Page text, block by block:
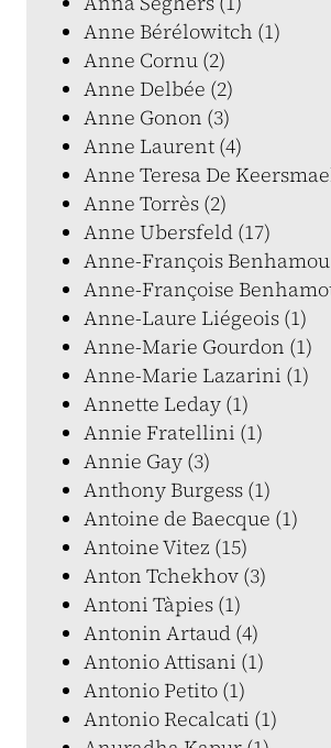
Anne Bérélowitch (1)
Anne Cornu (2)
Anne Delbée (2)
Anne Gonon (3)
Anne Laurent (4)
Anne Teresa De
Anne Torrès (2)
Anne Ubersfeld (17)
Anne-François Benhamou
Anne-Françoise
Anne-Laure Liégeois (1)
Anne-Marie Gourdon (1)
Anne-Marie Lazarini (1)
Annette Leday (1)
Annie Fratellini (1)
Annie Gay (3)
Anthony Burgess (1)
Antoine de Baecque (1)
Antoine Vitez (15)
Anton Tchekhov (3)
Antoni Tàpies (1)
Antonin Artaud (4)
Antonio Attisani (1)
Antonio Petito (1)
Antonio Recalcati (1)